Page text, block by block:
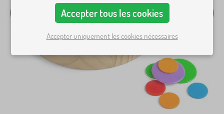
Accepter tous les cookies
Accepter uniquement les cookies nécessaires